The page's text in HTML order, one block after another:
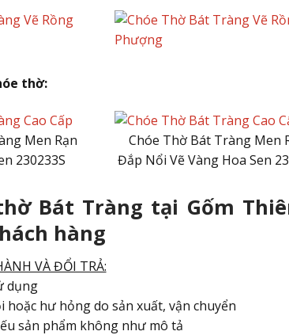
thờ:
Men Rạn
230233S
Chóe Thờ Bát Tràng Men
Đắp Nổi Vẽ Vàng Hoa Sen
Bát Tràng tại Gốm
hàng
VÀ ĐỔI TRẢ:
dụng
hoặc hư hỏng do sản xuất, vận chuyển
sản phẩm không như mô tả